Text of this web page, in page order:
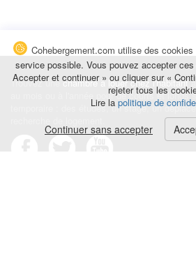
Trouvez unechambre à louer chez l'habitant
au mois ou à l'année pour de courts et longs
temporaire : des études, un stage, un
Cohebergement.com utilise des
service possible. Vous pouvez accepter
Accepter et continuer » ou cliquer sur «
rejeter tous les
Lire la politique de
Continuer sans accepter